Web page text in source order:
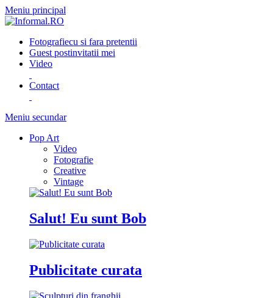
Meniu principal
Fotografiecu si fara pretentii
Guest postinvitatii mei
Video
Contact
Meniu secundar
Pop Art
Video
Fotografie
Creative
Vintage
Salut! Eu sunt Bob
Publicitate curata